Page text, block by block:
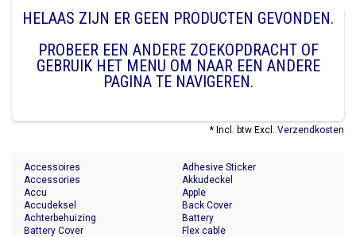
HELAAS ZIJN ER GEEN PRODUCTEN GEVONDEN.
PROBEER EEN ANDERE ZOEKOPDRACHT OF
GEBRUIK HET MENU OM NAAR EEN ANDERE
PAGINA TE NAVIGEREN.
* Incl. btw Excl. Verzendkosten
Accessoires
Accessories
Accu
Accudeksel
Achterbehuizing
Adhesive Sticker
Akkudeckel
Apple
Back Cover
Battery
Battery Cover
Flex cable